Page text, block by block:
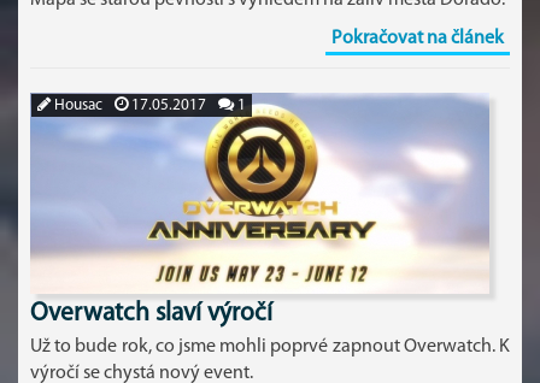
Pokračovat na článek
Housac 17.05.2017 1
Overwatch slaví výročí
Už to bude rok, co jsme mohli poprvé zapnout Overwatch. K
výročí se chystá nový event.